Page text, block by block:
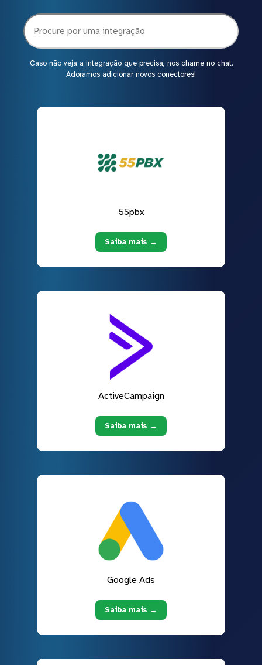
Caso não veja a integração que precisa, nos chame no chat.
Adoramos adicionar novos conectores!
55pbx
Saiba mais →
ActiveCampaign
Saiba mais →
Google Ads
Saiba mais →